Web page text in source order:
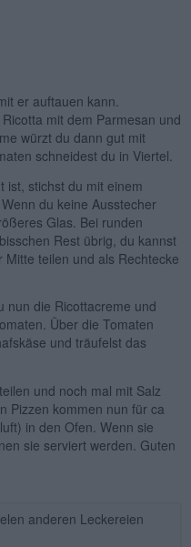
er auftauen kann.
mit dem Parmesan und
würzt du dann gut mit
schneidest du in Viertel.
ist, stichst du mit einem
du keine Ausstecher
Glas. Bei runden
Rest übrig, du kannst
teilen und als Rechtecke
nun die Ricottacreme und
Über die Tomaten
und träufelst das
und noch mal mit Salz
Pizzen kommen nun für ca
in den Ofen. Wenn sie
sie serviert werden. Guten
anderen Leckereien